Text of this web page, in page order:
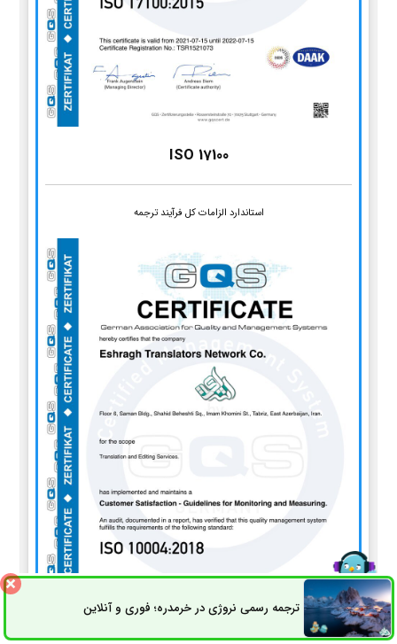
ISO 17100
استاندارد الزامات کل فرآیند ترجمه
ترجمه رسمی نروژی در خرمدره؛ فوری و آنلاینثبت سفارش راه های ارتباطی